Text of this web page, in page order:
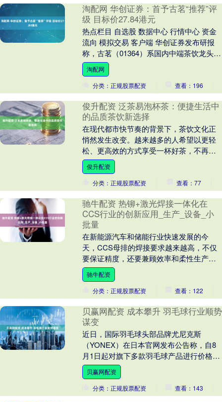
淘配网 华创证券：首予古茗“推荐”评
级 目标价27.84港元
热点栏目 自选股 数据中心 行情中心 资金
流向 模拟交易 客户端 华创证券发布研报
称，古茗（01364）系国内中端茶饮龙头，
未来随新品类业务渗透、门店加密扩张
及....
淘配网
分类：正规股票配资
查看：196
俊升配资 泛茶易泡杯茶：便捷生活中
的品质茶饮新选择
在现代都市快节奏的背景下，茶饮文化正
悄然发生改变。越来越多的人希望以更轻
松、更高效的方式享受一杯好茶，不再受
时间、空间和传统冲泡方式的限制。泛茶
推出的易泡杯茶，....
俊升配资
分类：正规股票配资
查看：77
驰牛配资 热铆+激光焊接一体化在
CCS行业的创新应用_生产_设备_小
批量
在新能源汽车和储能行业快速发展的今
天，CCS母排的焊接要求越来越高，不仅
要保证精度，还要兼顾效率和柔性生产。
传统的分体式焊接方式往往存在示教慢、
切换料号耗时长、....
驰牛配资
分类：正规股票配资
查看：122
贝赢网配资 成本攀升 羽毛球行业顺势
谋变
近日，国际羽毛球头部品牌尤尼克斯
（YONEX）在日本官网发布公告称，自8
月1日起对旗下多款羽毛球产品进行价格调
整，涨幅达30元/打至40元/打。 在此之
前，已有....
贝赢网配资
分类：正规股票配资
查看：143